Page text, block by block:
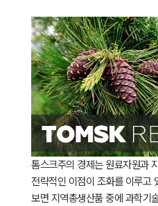
톰스크주의 경제는 원료자원과
전략적인 이점이 조화를 이루고
보면 지역총생산품 중에 과학기